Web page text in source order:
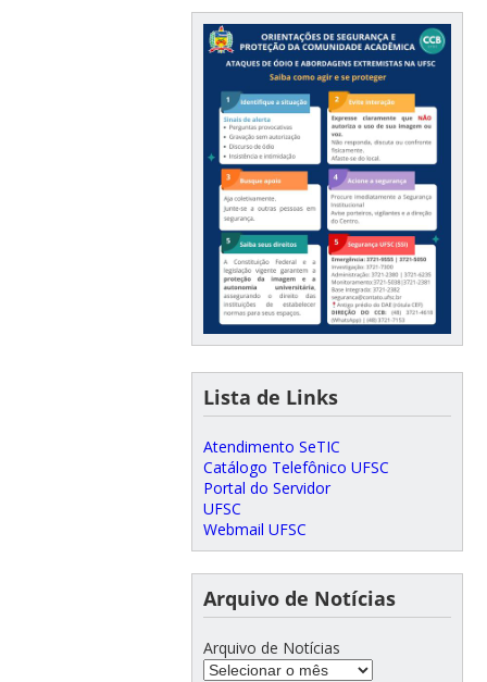
Lista de Links
Atendimento SeTIC
Catálogo Telefônico UFSC
Portal do Servidor
UFSC
Webmail UFSC
Arquivo de Notícias
Arquivo de Notícias